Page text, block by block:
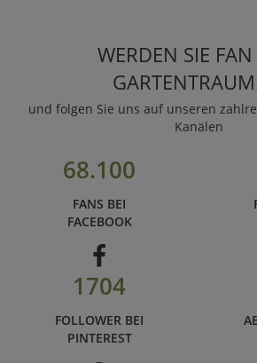
WERDEN SIE
und folgen Sie uns auf unseren
Kanälen
68.100
FANS BEI
FACEBOOK
1704
FOLLOWER BEI
PINTEREST